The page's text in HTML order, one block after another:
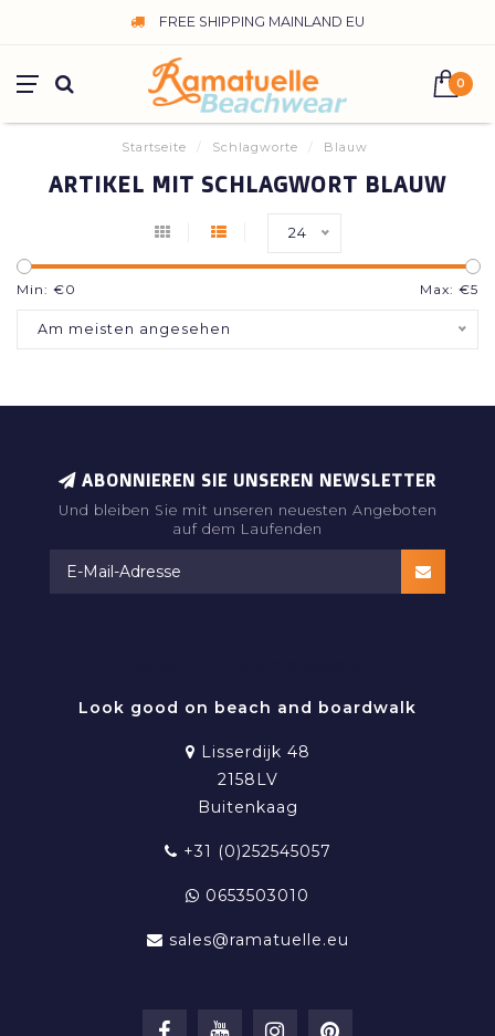
FREE SHIPPING MAINLAND EU
0
Startseite / Schlagworte / Blauw
ARTIKEL MIT SCHLAGWORT BLAUW
24
Min: €0 Max: €5
Am meisten angesehen
ABONNIEREN SIE UNSEREN NEWSLETTER
Und bleiben Sie mit unseren neuesten Angeboten
auf dem Laufenden
Look good on beach and boardwalk
Lisserdijk 48
2158LV
Buitenkaag
+31 (0)252545057
0653503010
sales@ramatuelle.eu